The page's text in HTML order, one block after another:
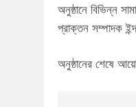
অনুষ্ঠানে বিভিন্ন
প্রাক্তন সম্পাদক
অনুষ্ঠানের শেষে